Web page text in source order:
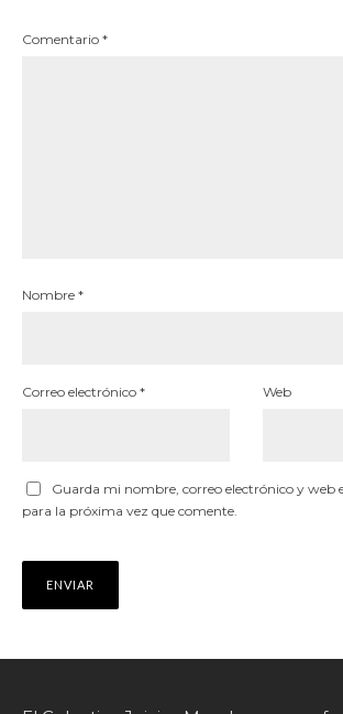
Comentario *
Nombre *
Correo electrónico * Web
Guarda mi nombre, correo electrónico y web
para la próxima vez que comente.